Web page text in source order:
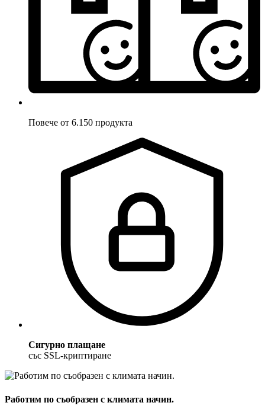
Повече от 6.150 продукта
Сигурно плащане
със SSL-криптиране
Работим по съобразен с климата начин.